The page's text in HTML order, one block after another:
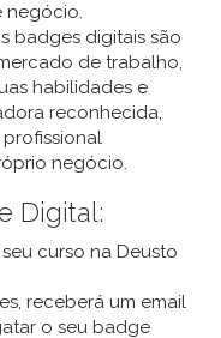
negócio.
badges digitais são
de trabalho,
habilidades e
reconhecida,
negócio.
Digital:
curso na Deusto
receberá um email
o seu badge